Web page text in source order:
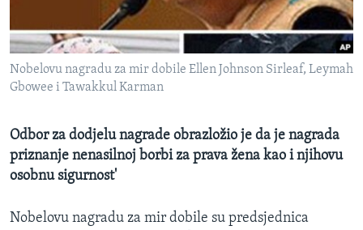
O GLASU AMERIKE
Learning English
PRATITE NAS
Jezici
Nobelovu nagradu za mir dobile Ellen Johnson Sirleaf, Leymah
Gbowee i Tawakkul Karman
Odbor za dodjelu nagrade obrazložio je da je nagrada
priznanje nenasilnoj borbi za prava žena kao i njihovu
osobnu sigurnost'
Nobelovu nagradu za mir dobile su predsjednica